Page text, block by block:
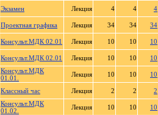
Экзамен Лекция 4 4 4
Проектная графика Лекция 34 34 34
Консульт.МДК 02.01 Лекция 10 10 10
Консульт.МДК 02.01 Лекция 10 10 10
Консульт.МДК
01.01.
Лекция 10 10 10
Классный час Лекция 2 2 2
Консульт.МДК
01.02.
Лекция 10 10 10